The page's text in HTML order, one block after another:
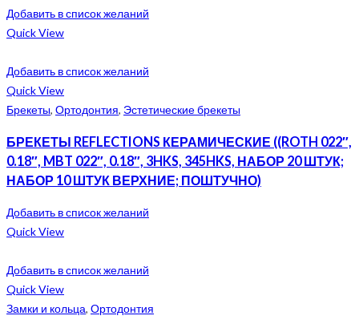
Добавить в список желаний
Quick View
Добавить в список желаний
Quick View
Брекеты, Ортодонтия, Эстетические брекеты
БРЕКЕТЫ REFLECTIONS КЕРАМИЧЕСКИЕ ((ROTH 022″,
0.18″, MBT 022″, 0.18″, 3HKS, 345HKS, НАБОР 20 ШТУК;
НАБОР 10 ШТУК ВЕРХНИЕ; ПОШТУЧНО)
Добавить в список желаний
Quick View
Добавить в список желаний
Quick View
Замки и кольца, Ортодонтия